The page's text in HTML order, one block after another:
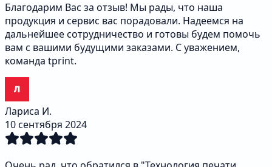
Благодарим Вас за отзыв! Мы рады, что наша
продукция и сервис вас порадовали. Надеемся на
дальнейшее сотрудничество и готовы будем помочь
вам с вашими будущими заказами. С уважением,
команда tprint.
Лариса И.
10 сентября 2024